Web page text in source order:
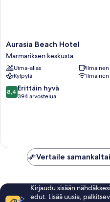
Aurasia
Beach
Hotel
Marmariksen
keskusta
Aurasia Beach Hotel
Marmariksen keskusta
Uima-allas
Kylpylä
8.4
kautta
8,4 Erittäin hyvä
394 arvostelua
Vertaile
Kirjaudu sisään
edut. Lisää uusia,